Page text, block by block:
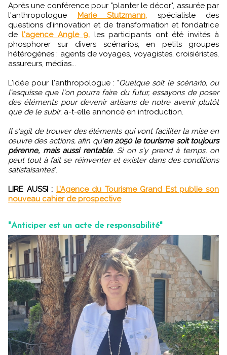
Après une conférence pour "planter le décor", assurée par
l'anthropologue Marie Stutzmann, spécialiste des
questions d'innovation et de transformation et fondatrice
del'agence Angle 9, les participants ont été invités à
phosphorer sur divers scénarios, en petits groupes
hétérogènes : agents de voyages, voyagistes, croisiéristes,
assureurs, médias...
L'idée pour l'anthropologue : "Quelque soit le scénario, ou
l'esquisse que l'on pourra faire du futur, essayons de poser
des éléments pour devenir artisans de notre avenir plutôt
que de le subir, a-t-elle annoncé en introduction.
Il s'agit de trouver des éléments qui vont faciliter la mise en
œuvre des actions, afin qu'en 2050 le tourisme soit toujours
pérenne, mais aussi rentable. Si on s'y prend à temps, on
peut tout à fait se réinventer et exister dans des conditions
satisfaisantes".
LIRE AUSSI : L’Agence du Tourisme Grand Est publie son
nouveau cahier de prospective
"Anticiper est un acte de responsabilité"